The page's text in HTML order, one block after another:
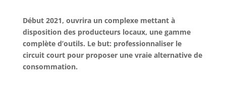
Début 2021, ouvrira un complexe mettant à
disposition des producteurs locaux, une gamme
complète d’outils. Le but: professionnaliser le
circuit court pour proposer une vraie alternative de
consommation.